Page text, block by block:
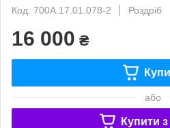
Код: 700А.17.01.078-2
Роздріб
16 000 ₴
або
Купити з